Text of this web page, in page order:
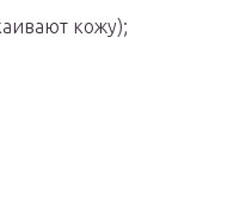
кожу);